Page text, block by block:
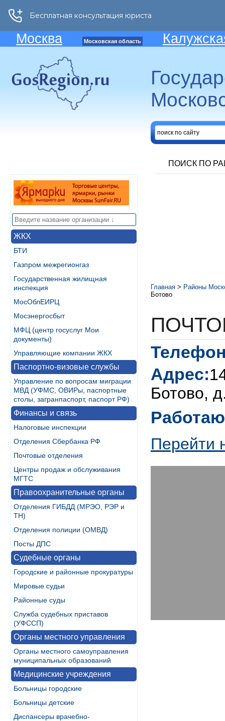
Москва Московская область
ПОИСК ПО
ЖКХ
БТИ
Газпром межрегионгаз
Государственная жилищная
инспекция
МосОблЕИРЦ
Мосэнергосбыт
МФЦ (центр госуслуг Мои
документы)
Управляющие компании ЖКХ
Паспортно-визовые службы
Управление по вопросам миграции
МВД (УФМС, ОВИРы, паспортные
столы, загранпаспорт, паспорт РФ)
Финансы и связь
Налоговые инспекции
Отделения Сбербанка РФ
Почтовые отделения
Центры продаж и обслуживания
МГТС
Правоохранительные органы
Отделения ГИБДД (МРЭО, РЭР и
ТН)
Отделения полиции (ОМВД)
Посты ДПС
Судебные органы
Городские и районные прокуратуры
Мировые судьи
Районные суды
Служба судебных приставов
(УФССП)
Органы местного управления
Органы местного самоуправления
муниципальных образований
Медицинские учреждения
Больницы городские
Больницы детские
Диспансеры врачебно-
Главная > Районы
Ботово
Адрес:
Ботово,
Перейти